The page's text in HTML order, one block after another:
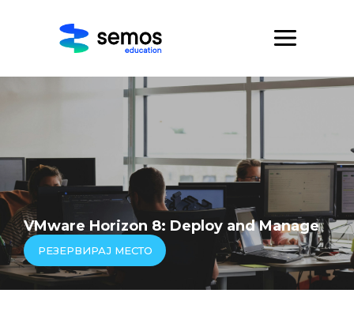
VMware Horizon 8: Deploy and Manage
РЕЗЕРВИРАЈ МЕСТО